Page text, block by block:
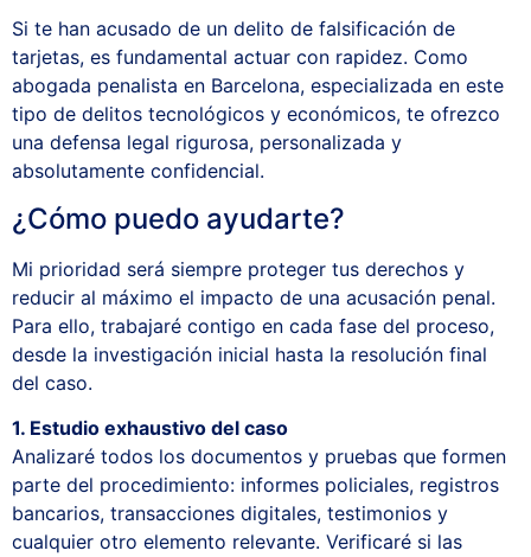
Si te han acusado de un delito de falsificación de
tarjetas, es fundamental actuar con rapidez. Como
abogada penalista en Barcelona, especializada en este
tipo de delitos tecnológicos y económicos, te ofrezco
una defensa legal rigurosa, personalizada y
absolutamente confidencial.
¿Cómo puedo ayudarte?
Mi prioridad será siempre proteger tus derechos y
reducir al máximo el impacto de una acusación penal.
Para ello, trabajaré contigo en cada fase del proceso,
desde la investigación inicial hasta la resolución final
del caso.
1. Estudio exhaustivo del caso
Analizaré todos los documentos y pruebas que formen
parte del procedimiento: informes policiales, registros
bancarios, transacciones digitales, testimonios y
cualquier otro elemento relevante. Verificaré si las